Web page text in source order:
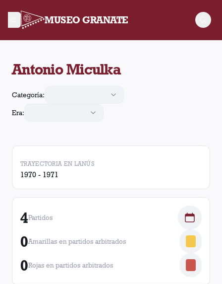
MUSEO GRANATE
Antonio Miculka
Categoría:
Era:
TRAYECTORIA EN LANÚS
1970 - 1971
4Partidos
0Amarillas en partidos arbitrados
0Rojas en partidos arbitrados